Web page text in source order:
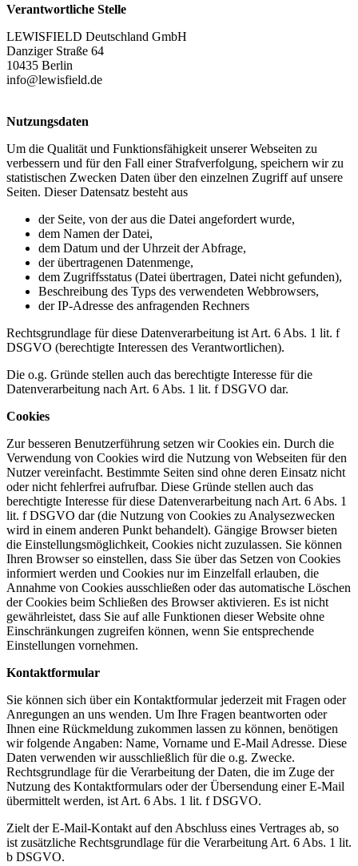
Verantwortliche Stelle
LEWISFIELD Deutschland GmbH
Danziger Straße 64
10435 Berlin
info@lewisfield.de
Nutzungsdaten
Um die Qualität und Funktionsfähigkeit unserer Webseiten zu
verbessern und für den Fall einer Strafverfolgung, speichern wir zu
statistischen Zwecken Daten über den einzelnen Zugriff auf unsere
Seiten. Dieser Datensatz besteht aus
der Seite, von der aus die Datei angefordert wurde,
dem Namen der Datei,
dem Datum und der Uhrzeit der Abfrage,
der übertragenen Datenmenge,
dem Zugriffsstatus (Datei übertragen, Datei nicht gefunden),
Beschreibung des Typs des verwendeten Webbrowsers,
der IP-Adresse des anfragenden Rechners
Rechtsgrundlage für diese Datenverarbeitung ist Art. 6 Abs. 1 lit. f
DSGVO (berechtigte Interessen des Verantwortlichen).
Die o.g. Gründe stellen auch das berechtigte Interesse für die
Datenverarbeitung nach Art. 6 Abs. 1 lit. f DSGVO dar.
Cookies
Zur besseren Benutzerführung setzen wir Cookies ein. Durch die
Verwendung von Cookies wird die Nutzung von Webseiten für den
Nutzer vereinfacht. Bestimmte Seiten sind ohne deren Einsatz nicht
oder nicht fehlerfrei aufrufbar. Diese Gründe stellen auch das
berechtigte Interesse für diese Datenverarbeitung nach Art. 6 Abs. 1
lit. f DSGVO dar (die Nutzung von Cookies zu Analysezwecken
wird in einem anderen Punkt behandelt). Gängige Browser bieten
die Einstellungsmöglichkeit, Cookies nicht zuzulassen. Sie können
Ihren Browser so einstellen, dass Sie über das Setzen von Cookies
informiert werden und Cookies nur im Einzelfall erlauben, die
Annahme von Cookies ausschließen oder das automatische Löschen
der Cookies beim Schließen des Browser aktivieren. Es ist nicht
gewährleistet, dass Sie auf alle Funktionen dieser Website ohne
Einschränkungen zugreifen können, wenn Sie entsprechende
Einstellungen vornehmen.
Kontaktformular
Sie können sich über ein Kontaktformular jederzeit mit Fragen oder
Anregungen an uns wenden. Um Ihre Fragen beantworten oder
Ihnen eine Rückmeldung zukommen lassen zu können, benötigen
wir folgende Angaben: Name, Vorname und E-Mail Adresse. Diese
Daten verwenden wir ausschließlich für die o.g. Zwecke.
Rechtsgrundlage für die Verarbeitung der Daten, die im Zuge der
Nutzung des Kontaktformulars oder der Übersendung einer E-Mail
übermittelt werden, ist Art. 6 Abs. 1 lit. f DSGVO.
Zielt der E-Mail-Kontakt auf den Abschluss eines Vertrages ab, so
ist zusätzliche Rechtsgrundlage für die Verarbeitung Art. 6 Abs. 1 lit.
b DSGVO.